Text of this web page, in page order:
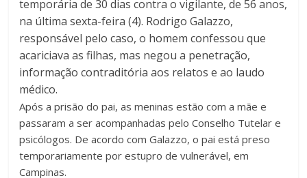
temporária de 30 dias contra o vigilante, de 56 anos,
na última sexta-feira (4). Rodrigo Galazzo,
responsável pelo caso, o homem confessou que
acariciava as filhas, mas negou a penetração,
informação contraditória aos relatos e ao laudo
médico.
Após a prisão do pai, as meninas estão com a mãe e
passaram a ser acompanhadas pelo Conselho Tutelar e
psicólogos. De acordo com Galazzo, o pai está preso
temporariamente por estupro de vulnerável, em
Campinas.